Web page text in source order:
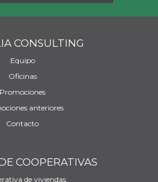
CONSULTING
Equipo
Oficinas
Promociones
anteriores
Contacto
COOPERATIVAS
de viviendas